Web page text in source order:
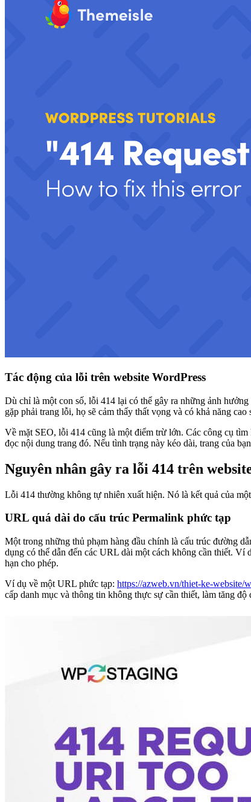
Tác động của lỗi trên website WordPress
Dù chỉ là một con số, lỗi 414 lại có thể gây ra những ảnh
gặp phải trang lỗi, họ sẽ cảm thấy thất vọng và có khả năng
Về mặt SEO, lỗi 414 cũng là một điểm trừ lớn. Các công cụ
đọc nội dung trang đó. Nếu tình trạng này kéo dài, trang của
Nguyên nhân gây ra lỗi 414 trên
Lỗi 414 thường không tự nhiên xuất hiện. Nó là kết quả của
URL quá dài do cấu trúc Permalink phức tạp
Một trong những thủ phạm hàng đầu chính là cấu trúc đường
dụng có thể dẫn đến các URL dài một cách không cần thiết. Ví
hạn cho phép.
Ví dụ về một URL phức tạp: https://azweb.vn/thiet-ke-website/
cấp danh mục và thông tin không thực sự cần thiết, làm tăng độ